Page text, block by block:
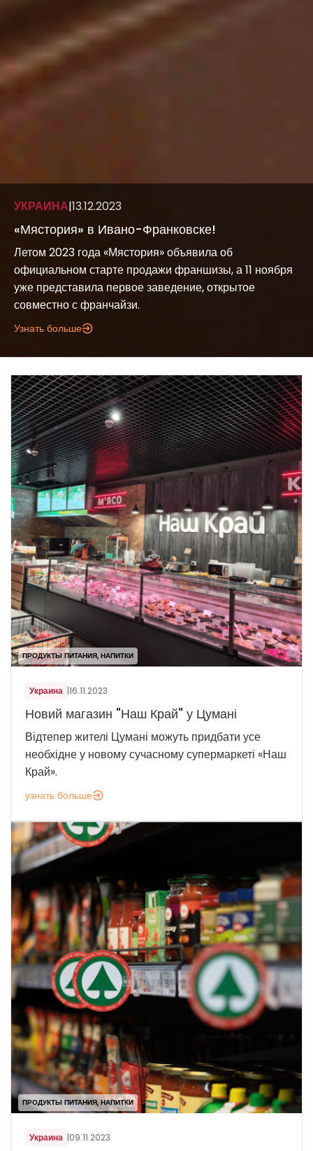
УКРАИНА|13.12.2023
«Мястория» в Ивано-Франковске!
Летом 2023 года «Мястория» объявила об
официальном старте продажи франшизы, а 11 ноября
уже представила первое заведение, открытое
совместно с франчайзи.
Узнать больше
ПРОДУКТЫ ПИТАНИЯ, НАПИТКИ
Украина |16.11.2023
Новий магазин "Наш Край" у Цумані
Відтепер жителі Цумані можуть придбати усе
необхідне у новому сучасному супермаркеті «Наш
Край».
узнать больше
ПРОДУКТЫ ПИТАНИЯ, НАПИТКИ
Украина |09.11.2023